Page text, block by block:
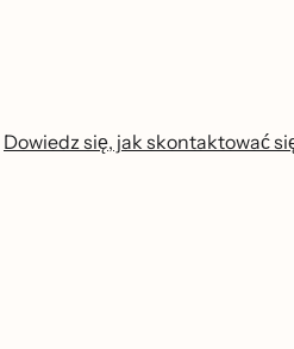
Dowiedz się, jak skontaktować